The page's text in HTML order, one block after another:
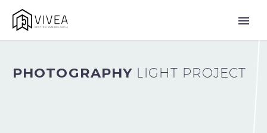
PHOTOGRAPHY LIGHT PROJECT